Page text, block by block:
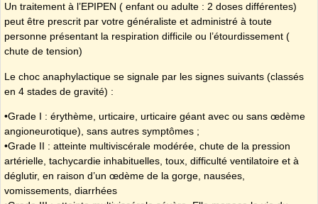
Un traitement à l’EPIPEN ( enfant ou adulte : 2 doses différentes)
peut être prescrit par votre généraliste et administré à toute
personne présentant la respiration difficile ou l’étourdissement (
chute de tension)
Le choc anaphylactique se signale par les signes suivants (classés
en 4 stades de gravité) :
•Grade I : érythème, urticaire, urticaire géant avec ou sans œdème
angioneurotique), sans autres symptômes ;
•Grade II : atteinte multiviscérale modérée, chute de la pression
artérielle, tachycardie inhabituelles, toux, difficulté ventilatoire et à
déglutir, en raison d’un œdème de la gorge, nausées,
vomissements, diarrhées